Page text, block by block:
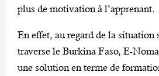
plus de motivation à l’apprenant.
En effet, au regard de la situation
traverse le Burkina Faso, E-
une solution en terme de